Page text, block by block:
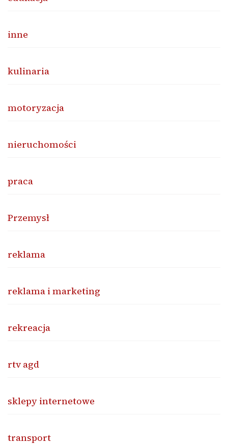
inne
kulinaria
motoryzacja
nieruchomości
praca
Przemysł
reklama
reklama i marketing
rekreacja
rtv agd
sklepy internetowe
transport